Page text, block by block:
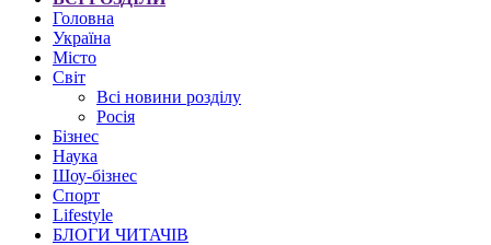
Головна
Україна
Місто
Світ
Всі новини розділу
Росія
Бізнес
Наука
Шоу-бізнес
Спорт
Lifestyle
БЛОГИ ЧИТАЧІВ